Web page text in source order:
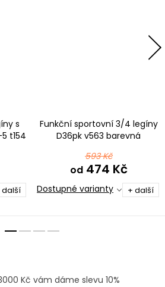
s
t154
další
Funkční sportovní 3/4 legíny
D36pk v563 barevná
593 Kč
od474 Kč
Dostupné varianty + další
Kč vám dáme slevu 10%